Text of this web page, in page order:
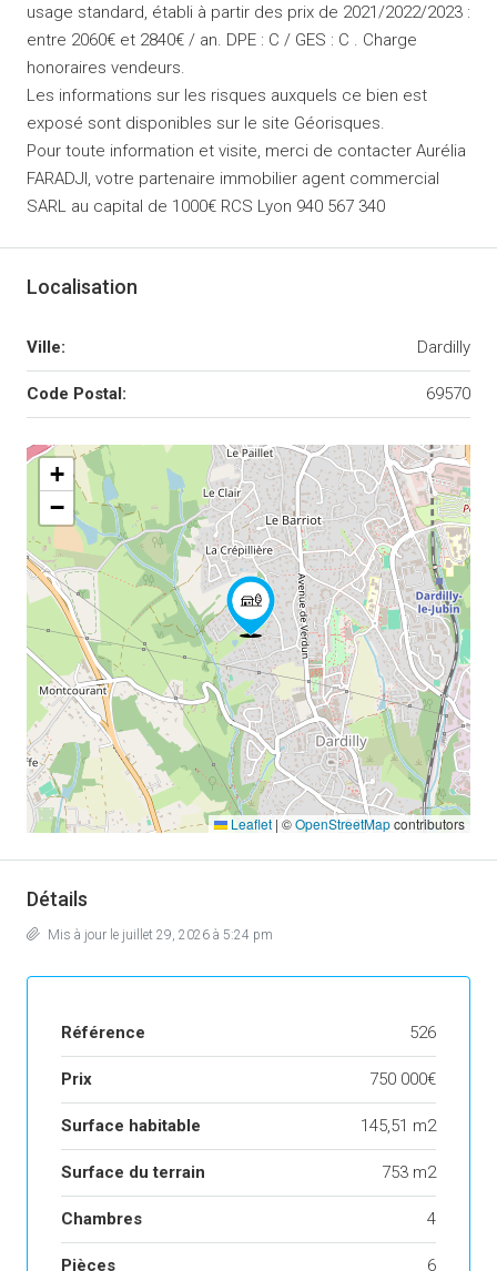
usage standard, établi à partir des prix de 2021/2022/2023 :
entre 2060€ et 2840€ / an. DPE : C / GES : C . Charge
honoraires vendeurs.
Les informations sur les risques auxquels ce bien est
exposé sont disponibles sur le site Géorisques.
Pour toute information et visite, merci de contacter Aurélia
FARADJI, votre partenaire immobilier agent commercial
SARL au capital de 1000€ RCS Lyon 940 567 340
Localisation
Ville: Dardilly
Code Postal: 69570
+
−
Leaflet | ©OpenStreetMapcontributors
Détails
Mis à jour le juillet 29, 2026 à 5:24 pm
Référence 526
Prix 750 000€
Surface habitable 145,51 m2
Surface du terrain 753 m2
Chambres 4
Pièces 6